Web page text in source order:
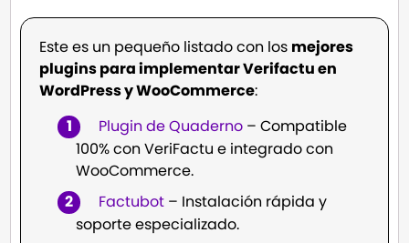
Este es un pequeño listado con los mejores
plugins para implementar Verifactu en
WordPress y WooCommerce:
Plugin de Quaderno – Compatible
100% con VeriFactu e integrado con
WooCommerce.
Factubot – Instalación rápida y
soporte especializado.